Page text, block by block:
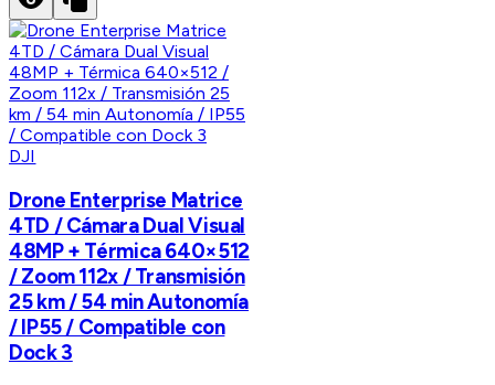
DJI
Drone Enterprise Matrice
4TD / Cámara Dual Visual
48MP + Térmica 640×512
/ Zoom 112x / Transmisión
25 km / 54 min Autonomía
/ IP55 / Compatible con
Dock 3